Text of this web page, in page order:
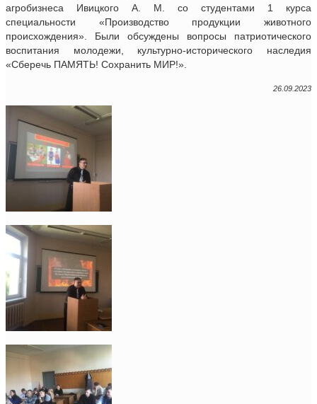
агробизнеса Ивицкого А. М. со студентами 1 курса
специальности «Производство продукции животного
происхождения». Были обсуждены вопросы патриотического
воспитания молодежи, культурно-исторического наследия
«Сберечь ПАМЯТЬ! Сохранить МИР!».
26.09.2023